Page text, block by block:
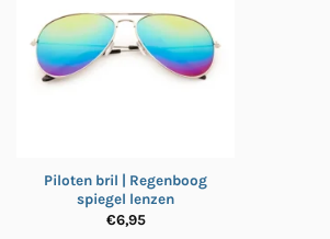
Piloten bril | Regenboog
spiegel lenzen
€6,95